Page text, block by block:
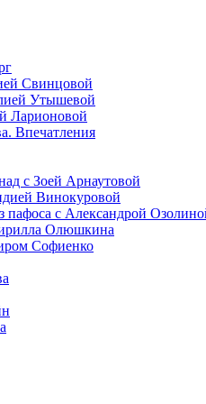
Свинцовой
Утышевой
Ларионовой
Впечатления
с Зоей Арнаутовой
Винокуровой
пафоса с Александрой
Олюшкина
Софиенко